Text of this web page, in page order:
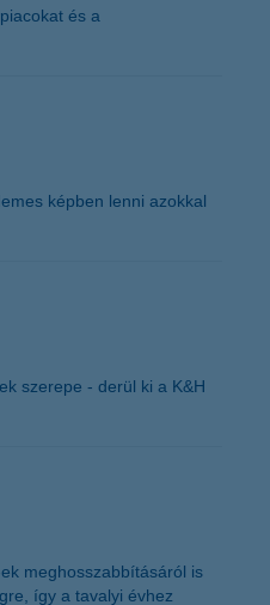
és a
képben lenni azokkal
szerepe - derül ki a K&H
meghosszabbításáról is
így a tavalyi évhez